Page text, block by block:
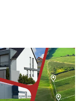
droższe